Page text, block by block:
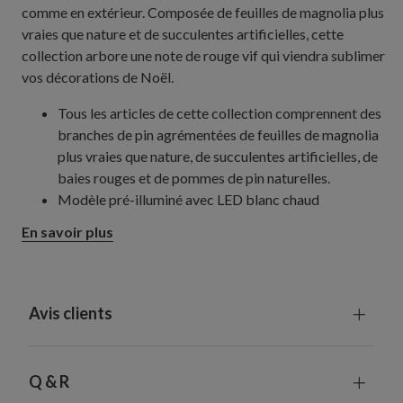
comme en extérieur. Composée de feuilles de magnolia plus
vraies que nature et de succulentes artificielles, cette
collection arbore une note de rouge vif qui viendra sublimer
vos décorations de Noël.
Tous les articles de cette collection comprennent des
branches de pin agrémentées de feuilles de magnolia
plus vraies que nature, de succulentes artificielles, de
baies rouges et de pommes de pin naturelles.
Modèle pré-illuminé avec LED blanc chaud
Mesure 20 cm de hauteur
Mesure 36 cm de large
fonctionnement, 18 heures d'arrêt
Chaque pièce fabriquée à la main est unique et peut
En savoir plus
Avis clients
Q & R